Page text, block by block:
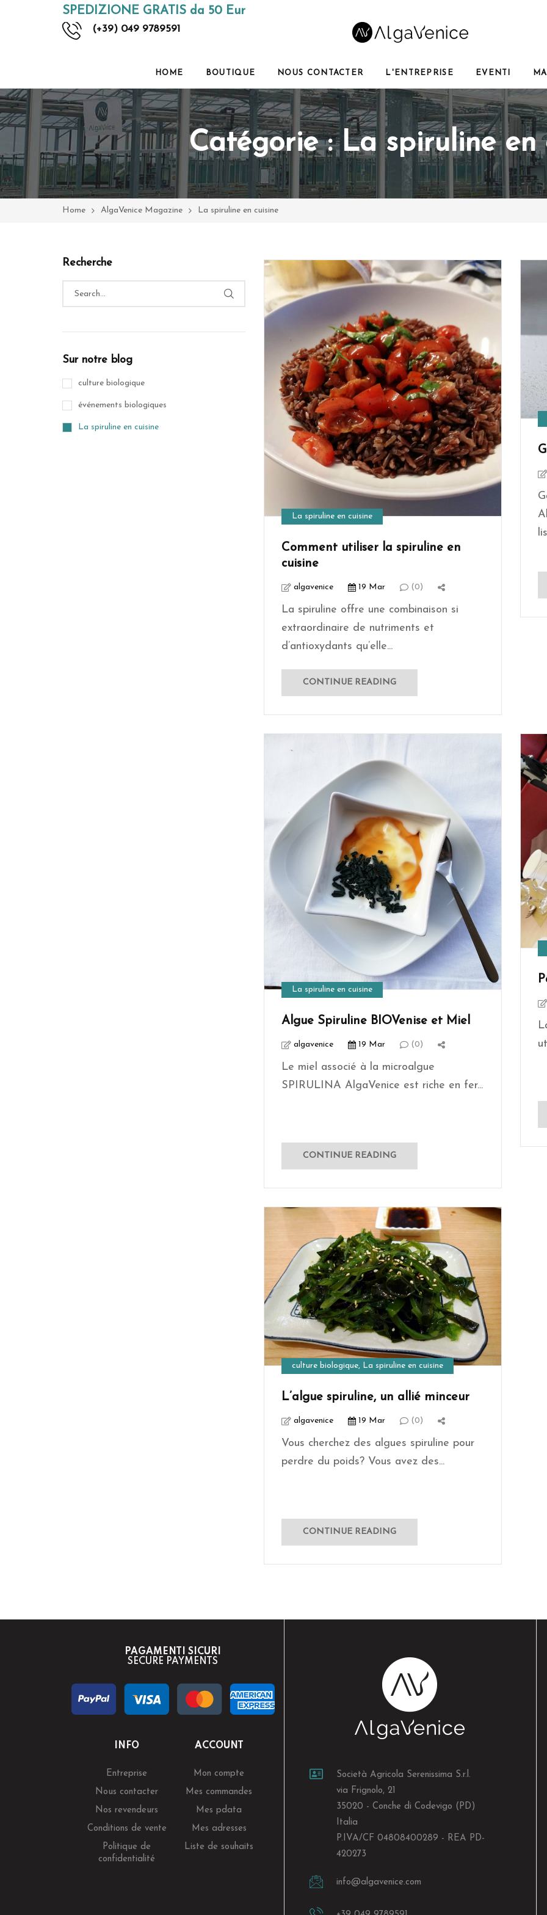
SPEDIZIONE GRATIS da 50 Eur
(+39) 049 9789591
HOME BOUTIQUE NOUS CONTACTER L'ENTREPRISE EVENTI
Catégorie :La spiruline en
Home AlgaVenice Magazine La spiruline en cuisine
La spiruline en cuisine
Comment utiliser la spiruline en
cuisine
algavenice 19 Mar (0)
La spiruline offre une combinaison si
extraordinaire de nutriments et
d’antioxydants qu’elle...
CONTINUE READING
La spiruline en cuisine
Algue Spiruline BIOVenise et Miel
algavenice 19 Mar (0)
Le miel associé à la microalgue
SPIRULINA AlgaVenice est riche en fer...
CONTINUE READING
culture biologique, La spiruline en cuisine
L’algue spiruline, un allié minceur
algavenice 19 Mar (0)
Vous cherchez des algues spiruline pour
perdre du poids? Vous avez des...
CONTINUE READING
Recherche
Sur notre blog
culture biologique
événements biologiques
La spiruline en cuisine
PAGAMENTI SICURI
SECURE PAYMENTS
INFO
Entreprise
Nous contacter
Nos revendeurs
Conditions de vente
Politique de
confidentialité
ACCOUNT
Mon compte
Mes commandes
Mes pdata
Mes adresses
Liste de souhaits
Società Agricola Serenissima S.r.l.
via Frignolo, 21
35020 - Conche di Codevigo (PD)
Italia
P.IVA/CF 04808400289 - REA PD-
420273
info@algavenice.com